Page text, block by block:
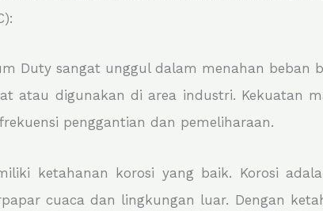
Duty sangat unggul dalam menahan
atau digunakan di area industri. Kekuatan
penggantian dan pemeliharaan.
ketahanan korosi yang baik. Korosi
cuaca dan lingkungan luar. Dengan